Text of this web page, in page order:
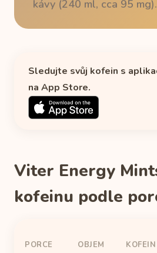
kávy (240 ml, cca 95 mg).
Sledujte svůj kofein s
na App Store.
Viter Energy
kofeinu podle
PORCE OBJEM KOFEIN